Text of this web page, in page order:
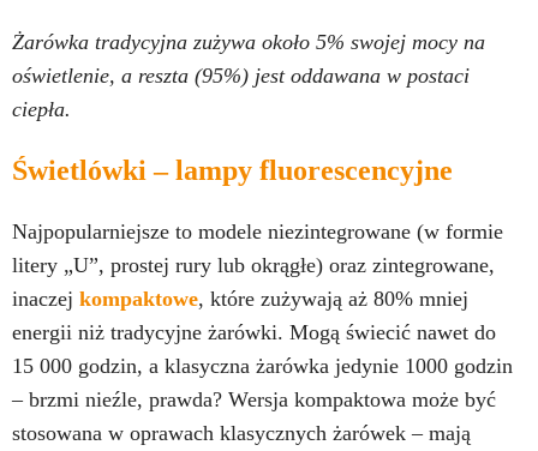
Żarówka tradycyjna zużywa około 5% swojej mocy na
oświetlenie, a reszta (95%) jest oddawana w postaci
ciepła.
Świetlówki – lampy fluorescencyjne
Najpopularniejsze to modele niezintegrowane (w formie
litery „U”, prostej rury lub okrągłe) oraz zintegrowane,
inaczej kompaktowe, które zużywają aż 80% mniej
energii niż tradycyjne żarówki. Mogą świecić nawet do
15 000 godzin, a klasyczna żarówka jedynie 1000 godzin
– brzmi nieźle, prawda? Wersja kompaktowa może być
stosowana w oprawach klasycznych żarówek – mają